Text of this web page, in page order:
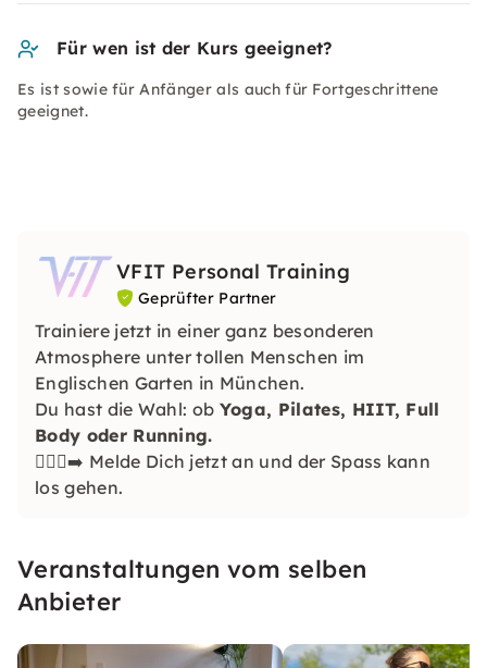
Für wen ist der Kurs geeignet?
Es ist sowie für Anfänger als auch für Fortgeschrittene
geeignet.
VFIT Personal Training
Geprüfter Partner
Trainiere jetzt in einer ganz besonderen
Atmosphere unter tollen Menschen im
Englischen Garten in München.
Du hast die Wahl: ob Yoga, Pilates, HIIT, Full
Body oder Running.
🏃🏽‍♀️‍➡️ Melde Dich jetzt an und der Spass kann
los gehen.
Veranstaltungen vom selben
Anbieter